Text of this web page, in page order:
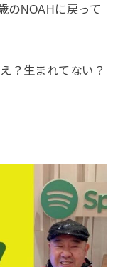
のNOAHに戻って
？生まれてない？